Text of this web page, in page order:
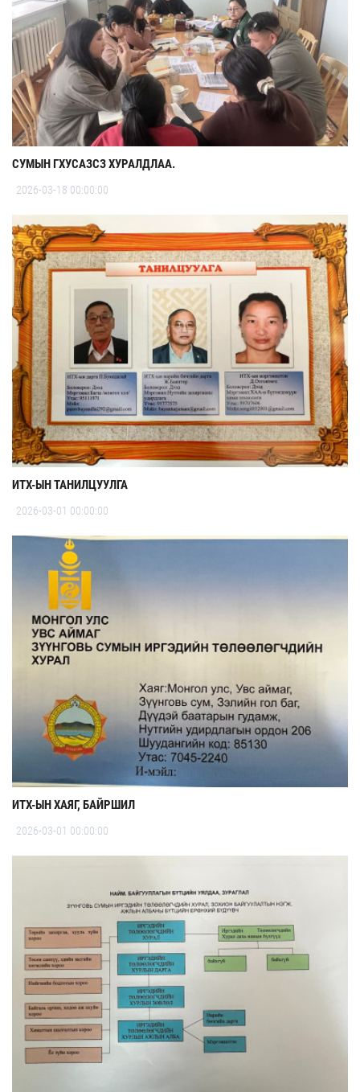
СУМЫН ГХУСАЗСЗ ХУРАЛДЛАА.
2026-03-18 00:00:00
ИТХ-ЫН ТАНИЛЦУУЛГА
2026-03-01 00:00:00
ИТХ-ЫН ХАЯГ, БАЙРШИЛ
2026-03-01 00:00:00